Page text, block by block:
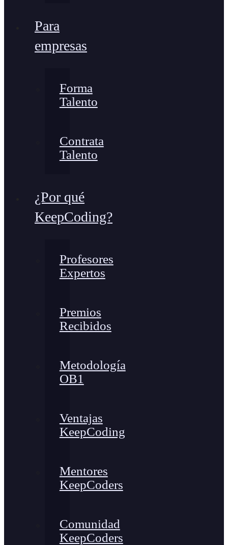
Para
empresas
Forma
Talento
Contrata
Talento
¿Por qué
KeepCoding?
Profesores
Expertos
Premios
Recibidos
Metodología
OB1
Ventajas
KeepCoding
Mentores
KeepCoders
Comunidad
KeepCoders